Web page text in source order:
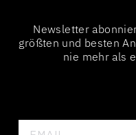
Newsletter
größten und besten
nie mehr als